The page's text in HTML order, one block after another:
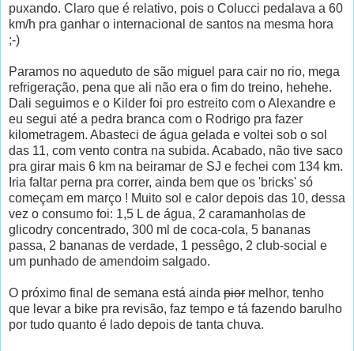
puxando. Claro que é relativo, pois o Colucci pedalava a 60
km/h pra ganhar o internacional de santos na mesma hora
;-)
Paramos no aqueduto de são miguel para cair no rio, mega
refrigeração, pena que ali não era o fim do treino, hehehe.
Dali seguimos e o Kilder foi pro estreito com o Alexandre e
eu segui até a pedra branca com o Rodrigo pra fazer
kilometragem. Abasteci de água gelada e voltei sob o sol
das 11, com vento contra na subida. Acabado, não tive saco
pra girar mais 6 km na beiramar de SJ e fechei com 134 km.
Iria faltar perna pra correr, ainda bem que os 'bricks' só
começam em março ! Muito sol e calor depois das 10, dessa
vez o consumo foi: 1,5 L de água, 2 caramanholas de
glicodry concentrado, 300 ml de coca-cola, 5 bananas
passa, 2 bananas de verdade, 1 pessêgo, 2 club-social e
um punhado de amendoim salgado.
O próximo final de semana está ainda pior melhor, tenho
que levar a bike pra revisão, faz tempo e tá fazendo barulho
por tudo quanto é lado depois de tanta chuva.